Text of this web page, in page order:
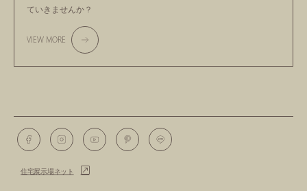
ていきませんか？
VIEW MORE
住宅展示場ネット